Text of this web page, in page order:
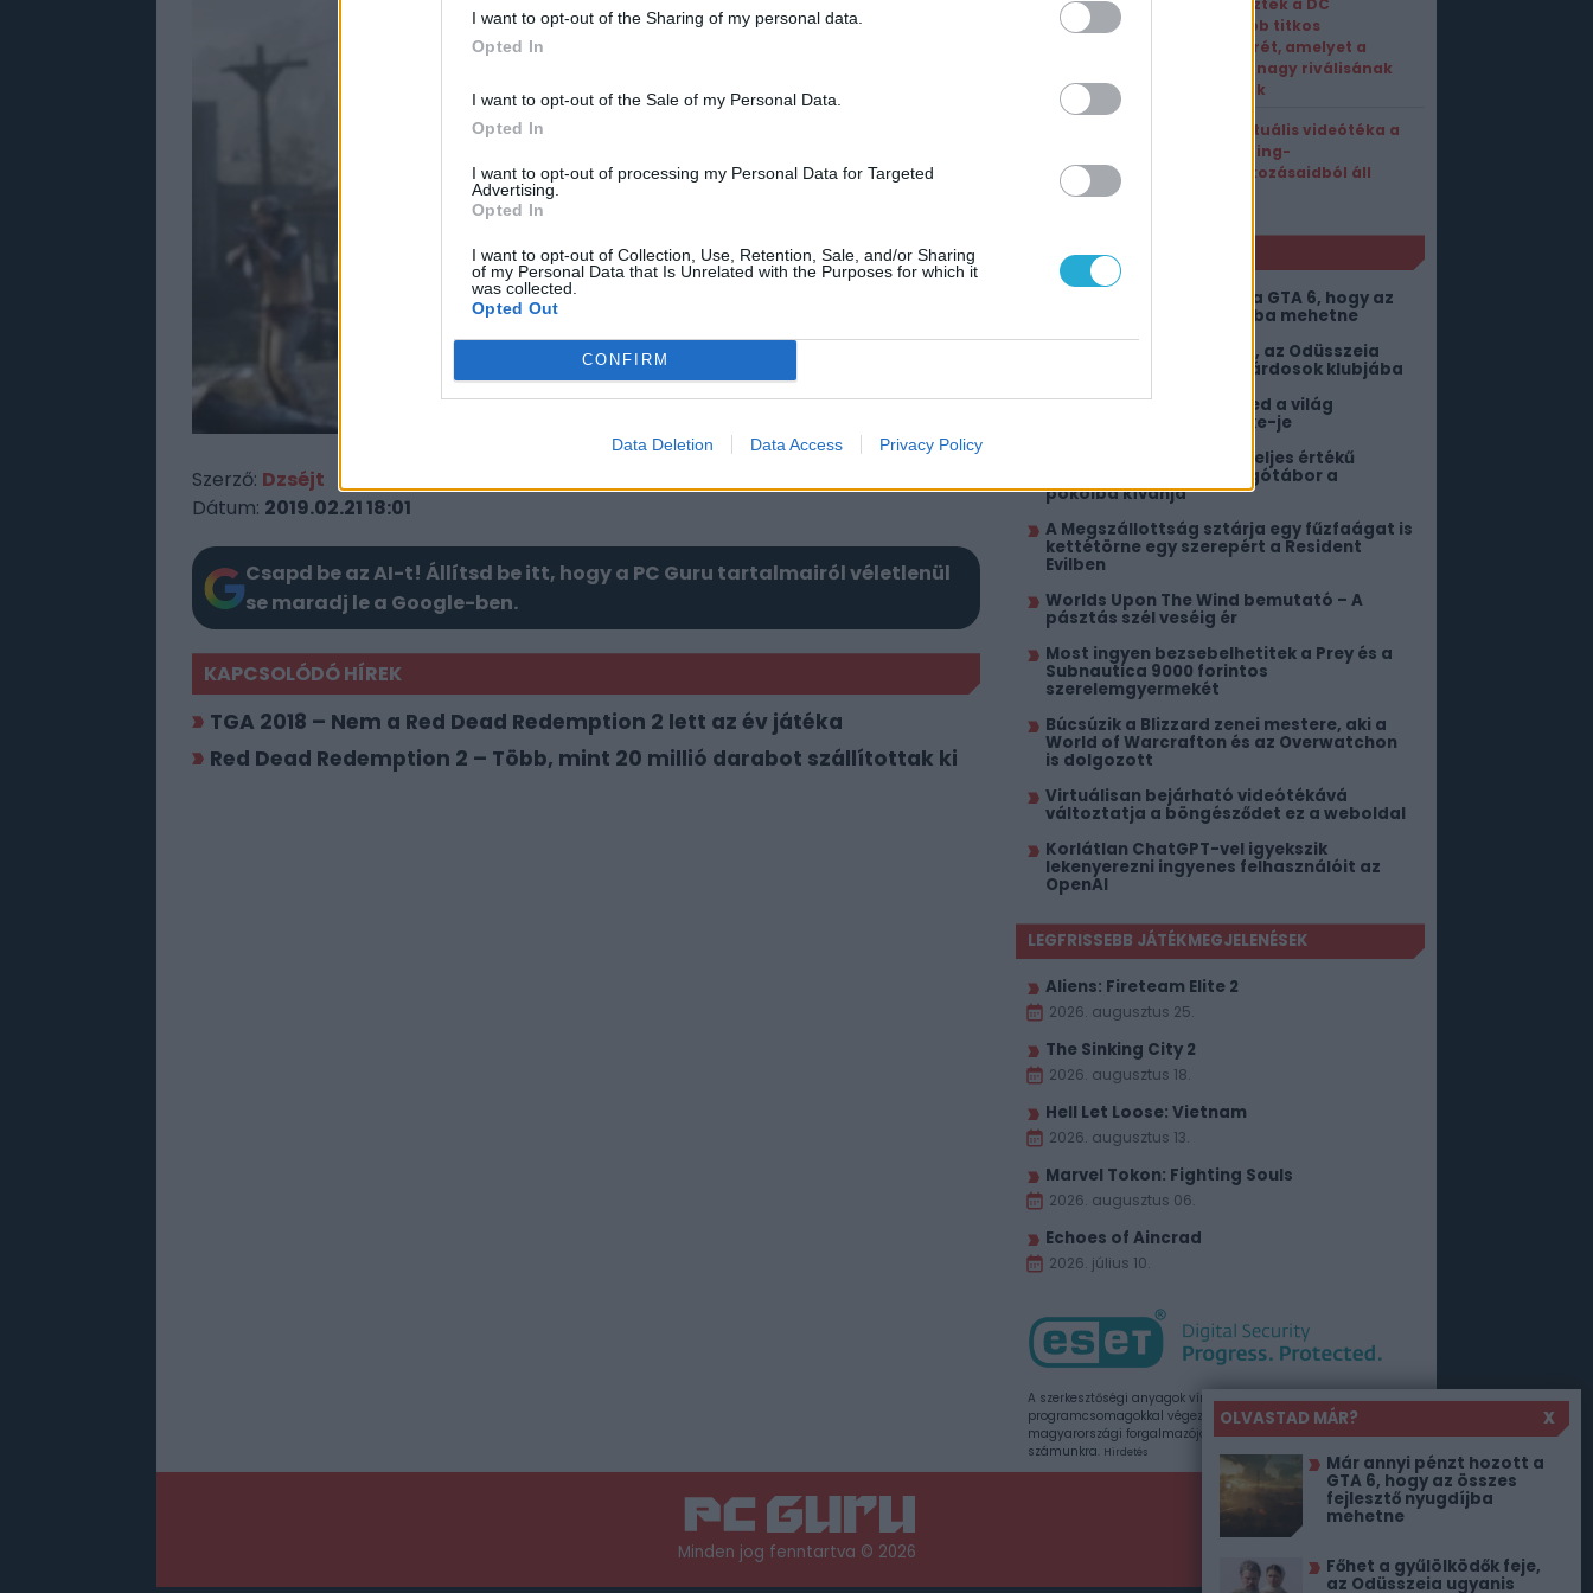
I want to opt-out of the Sharing of my personal data.
Opted In
I want to opt-out of the Sale of my Personal Data.
Opted In
I want to opt-out of processing my Personal Data for Targeted
Advertising.
Opted In
I want to opt-out of Collection, Use, Retention, Sale, and/or Sharing
of my Personal Data that Is Unrelated with the Purposes for which it
was collected.
Opted Out
CONFIRM
Data Deletion Data Access Privacy Policy
Szerző: Dzséjt
Dátum: 2019.02.21 18:01
Csapd be az AI-t! Állítsd be itt, hogy a PC Guru tartalmairól véletlenül
se maradj le a Google-ben.
KAPCSOLÓDÓ HÍREK
TGA 2018 – Nem a Red Dead Redemption 2 lett az év játéka
Red Dead Redemption 2 – Több, mint 20 millió darabot szállítottak ki
OLVASTAD MÁR?
X
Már annyi pénzt hozott a
GTA 6, hogy az összes
fejlesztő nyugdíjba
mehetne
Főhet a gyűlölködők feje,
az Odüsszeia ugyanis
Leleplezték a DC
legújabb titkos
fegyverét, amelyet a
Marvel nagy riválisának
szánnak
Ez a virtuális videótéka a
streaming-
feliratkozásaidból áll
AJÁNLÓ
Már annyi pénzt hozott a GTA 6, hogy az
összes fejlesztő nyugdíjba mehetne
Főhet a gyűlölködők feje, az Odüsszeia
ugyanis belépett a milliárdosok klubjába
A Halo: Campaign Evolved a világ
legfeleslegesebb remake-je
Megjött az új DC-játék teljes értékű
bemutatója, de a rajongótábor a
pokolba kívánja
A Megszállottság sztárja egy fűzfaágat is
kettétörne egy szerepért a Resident
Evilben
Worlds Upon The Wind bemutató – A
pásztás szél veséig ér
Most ingyen bezsebelhetitek a Prey és a
Subnautica 9000 forintos
szerelemgyermekét
Búcsúzik a Blizzard zenei mestere, aki a
World of Warcrafton és az Overwatchon
is dolgozott
Virtuálisan bejárható videótékává
változtatja a böngésződet ez a weboldal
Korlátlan ChatGPT-vel igyekszik
lekenyerezni ingyenes felhasználóit az
OpenAI
LEGFRISSEBB JÁTÉKMEGJELENÉSEK
Aliens: Fireteam Elite 2
2026. augusztus 25.
The Sinking City 2
2026. augusztus 18.
Hell Let Loose: Vietnam
2026. augusztus 13.
Marvel Tokon: Fighting Souls
2026. augusztus 06.
Echoes of Aincrad
2026. július 10.
A szerkesztőségi anyagok vírusellenőrzését az ESET
programcsomagokkal végezzük, amelyet a szoftver
magyarországi forgalmazója, a Sicontact Kft. biztosít
számunkra. Hirdetés
Minden jog fenntartva © 2026